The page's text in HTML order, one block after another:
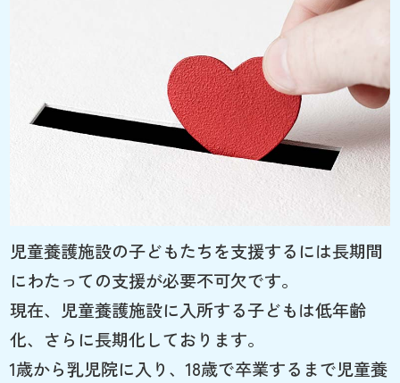
児童養護施設の子どもたちを支援するには長期間
にわたっての支援が必要不可欠です。
現在、児童養護施設に入所する子どもは低年齢
化、さらに長期化しております。
1歳から乳児院に入り、18歳で卒業するまで児童養